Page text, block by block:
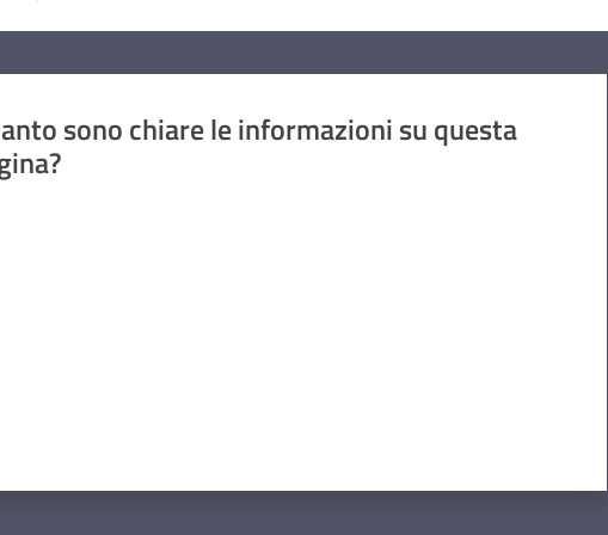
sono chiare le informazioni su questa